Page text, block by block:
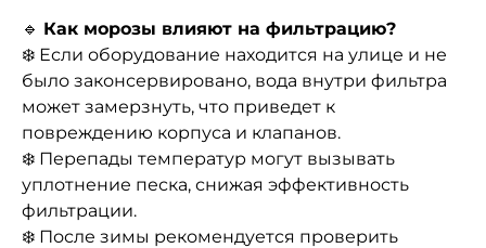
🔹 Как морозы влияют на фильтрацию?
❄️ Если оборудование находится на улице и не
было законсервировано, вода внутри фильтра
может замерзнуть, что приведет к
повреждению корпуса и клапанов.
❄️ Перепады температур могут вызывать
уплотнение песка, снижая эффективность
фильтрации.
❄️ После зимы рекомендуется проверить